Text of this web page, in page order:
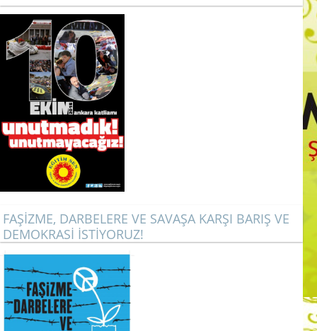
FAŞİZME, DARBELERE VE SAVAŞA KARŞI BARIŞ VE
DEMOKRASİ İSTİYORUZ!